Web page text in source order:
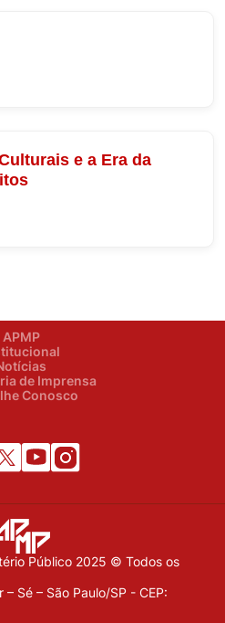
e a Era da
APMP
de Imprensa
Conosco
Público 2025 © Todos os
– Sé – São Paulo/SP - CEP: